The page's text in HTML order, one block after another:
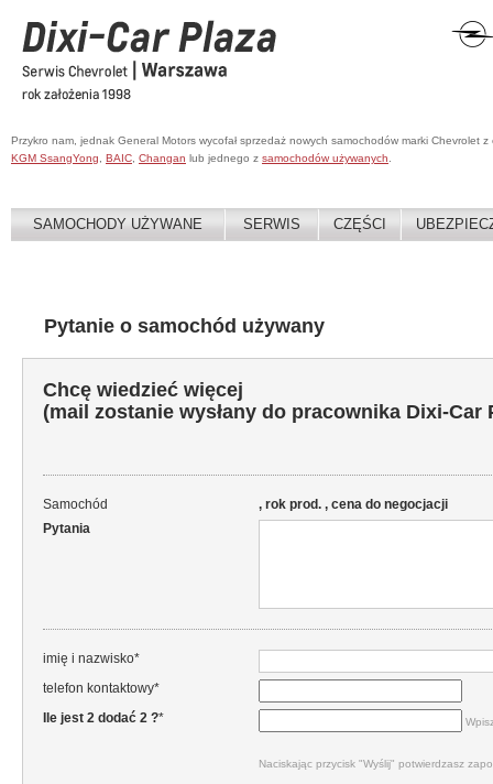
Przykro nam, jednak General Motors wycofał sprzedaż nowych samochodów marki Chevrolet
KGM SsangYong
BAIC Changan lub jednego z samochodów używanych
SAMOCHODY UŻYWANE SERWIS CZĘŚCI
Pytanie o samochód używany
Chcę wiedzieć więcej
(mail zostanie wysłany do pracownika Dixi-Car
Samochód
, rok prod. , cena do negocjacji
Pytania
imię i nazwisko*
telefon kontaktowy*
Ile jest 2 dodać 2 ?*
Naciskając przycisk "Wyślij" potwierdzasz